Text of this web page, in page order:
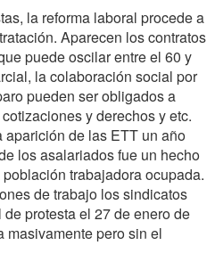
la reforma laboral procede a
Aparecen los contratos
puede oscilar entre el 60 y
la colaboración social por
pueden ser obligados a
y derechos y etc.
aparición de las ETT un año
los asalariados fue un hecho
trabajadora ocupada.
de trabajo los sindicatos
protesta el 27 de enero de
masivamente pero sin el